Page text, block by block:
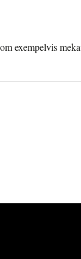
exempelvis